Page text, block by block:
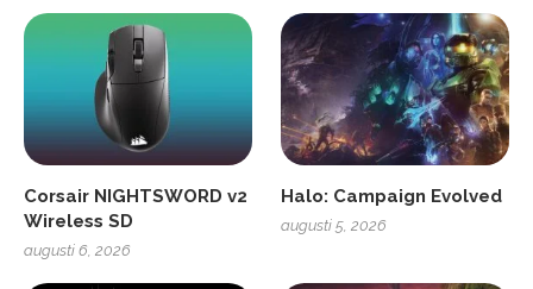
Corsair NIGHTSWORD v2
Wireless SD
augusti 6, 2026
Halo: Campaign Evolved
augusti 5, 2026